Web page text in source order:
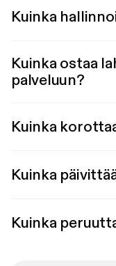
Kuinka
Kuinka ostaa
palveluun?
Kuinka
Kuinka
Kuinka